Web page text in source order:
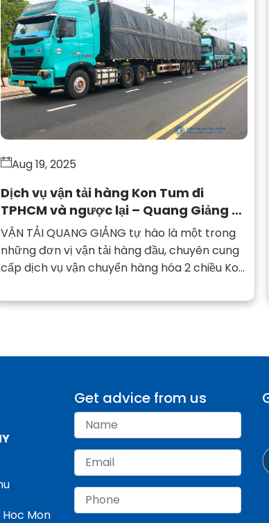
Aug 19, 2025
Dịch vụ vận tải hàng Kon Tum đi
TPHCM và ngược lại – Quang Giảng uy
tín, chuyên nghiệp
VẬN TẢI QUANG GIẢNG tự hào là một trong
những đơn vị vận tải hàng đầu, chuyên cung
cấp dịch vụ vận chuyển hàng hóa 2 chiều Kon
An toàn – Tiết kiệm chi phí.
Mon
Get advice from us